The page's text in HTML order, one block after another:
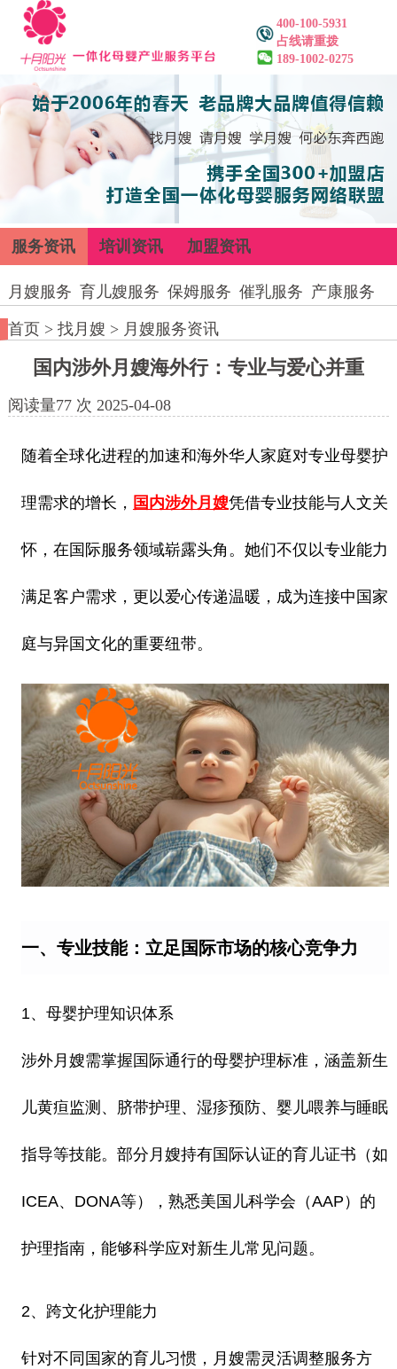
400-100-5931
占线请重拨
189-1002-0275
服务资讯 培训资讯 加盟资讯
月嫂服务 育儿嫂服务 保姆服务 催乳服务 产康服务
首页> 找月嫂 > 月嫂服务资讯
国内涉外月嫂海外行：专业与爱心并重
阅读量77 次 2025-04-08
随着全球化进程的加速和海外华人家庭对专业母婴护
理需求的增长， 国内涉外月嫂凭借专业技能与人文关
怀，在国际服务领域崭露头角。她们不仅以专业能力
满足客户需求，更以爱心传递温暖，成为连接中国家
庭与异国文化的重要纽带。
一、专业技能：立足国际市场的核心竞争力
1、母婴护理知识体系
涉外月嫂需掌握国际通行的母婴护理标准，涵盖新生
儿黄疸监测、脐带护理、湿疹预防、婴儿喂养与睡眠
指导等技能。部分月嫂持有国际认证的育儿证书（如
ICEA、DONA等），熟悉美国儿科学会（AAP）的
护理指南，能够科学应对新生儿常见问题。
2、跨文化护理能力
针对不同国家的育儿习惯，月嫂需灵活调整服务方